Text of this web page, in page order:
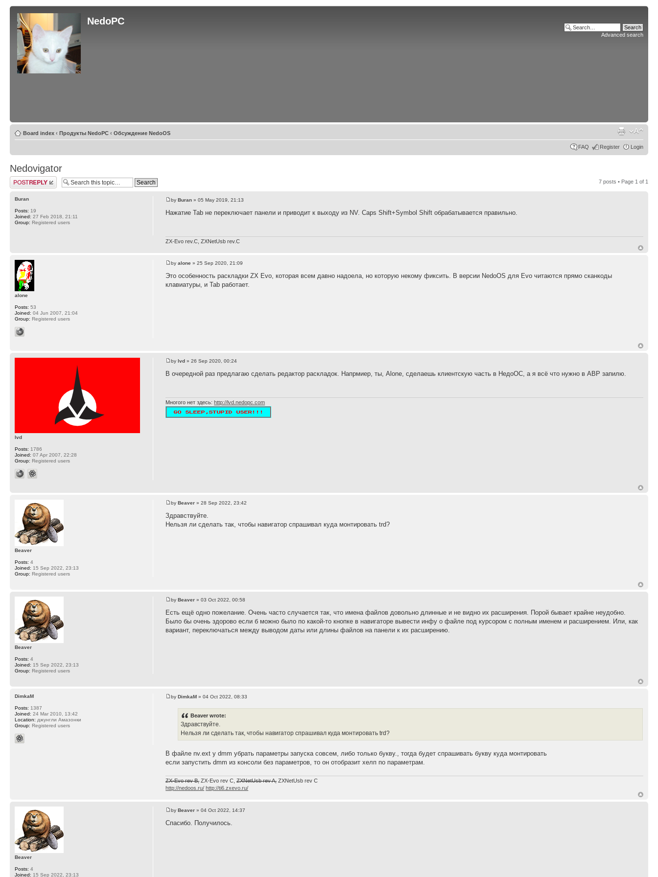
NedoPC
Advanced search
Board index ‹ Продукты NedoPC ‹ Обсуждение NedoOS
FAQ Register Login
Nedovigator
Post a reply 7 posts • Page 1 of 1
byBuran » 05 May 2019, 21:13
Нажатие Tab не переключает панели и приводит к выходу из NV. Caps Shift+Symbol Shift обрабатывается правильно.
ZX-Evo rev.C, ZXNetUsb rev.С
Buran
Posts: 19
Joined: 27 Feb 2018, 21:11
Group: Registered users
byalone » 25 Sep 2020, 21:09
Это особенность раскладки ZX Evo, которая всем давно надоела, но которую некому фиксить. В версии NedoOS для Evo читаются прямо сканкоды
клавиатуры, и Tab работает.
alone
Posts: 53
Joined: 04 Jun 2007, 21:04
Group: Registered users
bylvd » 26 Sep 2020, 00:24
В очередной раз предлагаю сделать редактор раскладок. Напрмиер, ты, Alone, сделаешь клиентскую часть в НедоОС, а я всё что нужно в АВР запилю.
Многого нет здесь:http://lvd.nedopc.com
lvd
Posts: 1786
Joined: 07 Apr 2007, 22:28
Group: Registered users
byBeaver » 28 Sep 2022, 23:42
Здравствуйте.
Нельзя ли сделать так, чтобы навигатор спрашивал куда монтировать trd?
Beaver
Posts: 4
Joined: 15 Sep 2022, 23:13
Group: Registered users
byBeaver » 03 Oct 2022, 00:58
Есть ещё одно пожелание. Очень часто случается так, что имена файлов довольно длинные и не видно их расширения. Порой бывает крайне неудобно.
Было бы очень здорово если б можно было по какой-то кнопке в навигаторе вывести инфу о файле под курсором с полным именем и расширением. Или, как
вариант, переключаться между выводом даты или длины файлов на панели к их расширению.
Beaver
Posts: 4
Joined: 15 Sep 2022, 23:13
Group: Registered users
byDimkaM » 04 Oct 2022, 08:33
Beaver wrote:
Здравствуйте.
Нельзя ли сделать так, чтобы навигатор спрашивал куда монтировать trd?
В файле nv.ext у dmm убрать параметры запуска совсем, либо только букву., тогда будет спрашивать букву куда монтировать
если запустить dmm из консоли без параметров, то он отобразит хелп по параметрам.
ZX-Evo rev B,ZX-Evo rev C,ZXNetUsb rev A,ZXNetUsb rev С
http://nedoos.ru/ http://ti6.zxevo.ru/
DimkaM
Posts: 1387
Joined: 24 Mar 2010, 13:42
Location: джунгли Амазонки
Group: Registered users
byBeaver » 04 Oct 2022, 14:37
Спасибо. Получилось.
Beaver
Posts: 4
Joined: 15 Sep 2022, 23:13